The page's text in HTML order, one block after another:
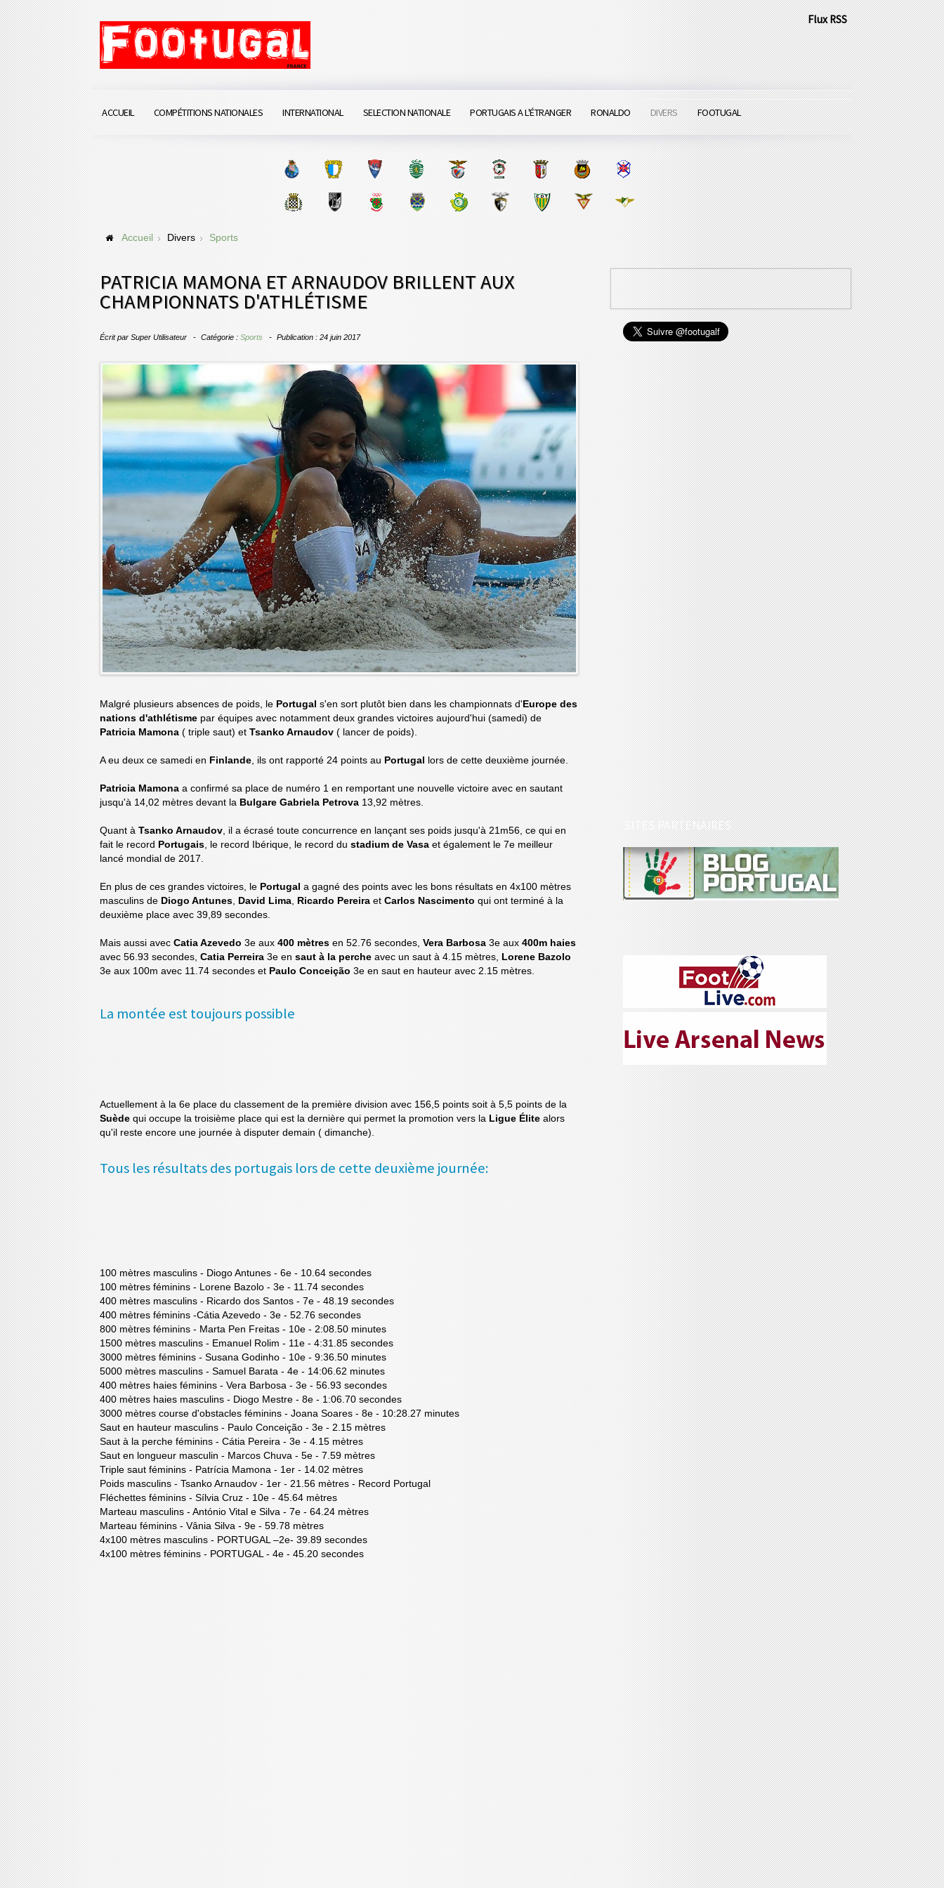
Flux RSS
ACCUEIL COMPÉTITIONS NATIONALES INTERNATIONAL SELECTION NATIONALE PORTUGAIS A L'ÉTRANGER RONALDO DIVERS FOOTUGAL
Accueil Divers Sports
PATRICIA MAMONA ET ARNAUDOV BRILLENT AUX
CHAMPIONNATS D'ATHLÉTISME
Écrit par Super Utilisateur Catégorie : Sports Publication : 24 juin 2017
Malgré plusieurs absences de poids, le Portugal s'en sort plutôt bien dans les championnats d'Europe des
nations d'athlétisme par équipes avec notamment deux grandes victoires aujourd'hui (samedi) de
Patricia Mamona ( triple saut) et Tsanko Arnaudov ( lancer de poids).
A eu deux ce samedi en Finlande , ils ont rapporté 24 points au Portugal lors de cette deuxième journée.
Patricia Mamona a confirmé sa place de numéro 1 en remportant une nouvelle victoire avec en sautant
jusqu'à 14,02 mètres devant la Bulgare Gabriela Petrova 13,92 mètres.
Quant à Tsanko Arnaudov , il a écrasé toute concurrence en lançant ses poids jusqu'à 21m56, ce qui en
fait le record Portugais , le record Ibérique, le record du stadium de Vasa et également le 7e meilleur
lancé mondial de 2017.
En plus de ces grandes victoires, le Portugal a gagné des points avec les bons résultats en 4x100 mètres
masculins de Diogo Antunes David Lima Ricardo Pereira et Carlos Nascimento qui ont terminé à la
deuxième place avec 39,89 secondes.
Mais aussi avec Catia Azevedo 3e aux 400 mètres en 52.76 secondes, Vera Barbosa 3e aux 400m haies
avec 56.93 secondes, Catia Perreira 3e en saut à la perche avec un saut à 4.15 mètres, Lorene Bazolo
3e aux 100m avec 11.74 secondes et Paulo Conceição 3e en saut en hauteur avec 2.15 mètres.
La montée est toujours possible
Actuellement à la 6e place du classement de la première division avec 156,5 points soit à 5,5 points de la
Suède qui occupe la troisième place qui est la dernière qui permet la promotion vers la Ligue Élite alors
qu'il reste encore une journée à disputer demain ( dimanche).
Tous les résultats des portugais lors de cette deuxième journée:
100 mètres masculins - Diogo Antunes - 6e - 10.64 secondes
100 mètres féminins - Lorene Bazolo - 3e - 11.74 secondes
400 mètres masculins - Ricardo dos Santos - 7e - 48.19 secondes
400 mètres féminins -Cátia Azevedo - 3e - 52.76 secondes
800 mètres féminins - Marta Pen Freitas - 10e - 2:08.50 minutes
1500 mètres masculins - Emanuel Rolim - 11e - 4:31.85 secondes
3000 mètres féminins - Susana Godinho - 10e - 9:36.50 minutes
5000 mètres masculins - Samuel Barata - 4e - 14:06.62 minutes
400 mètres haies féminins - Vera Barbosa - 3e - 56.93 secondes
400 mètres haies masculins - Diogo Mestre - 8e - 1:06.70 secondes
3000 mètres course d'obstacles féminins - Joana Soares - 8e - 10:28.27 minutes
Saut en hauteur masculins - Paulo Conceição - 3e - 2.15 mètres
Saut à la perche féminins - Cátia Pereira - 3e - 4.15 mètres
Saut en longueur masculin - Marcos Chuva - 5e - 7.59 mètres
Triple saut féminins - Patrícia Mamona - 1er - 14.02 mètres
Poids masculins - Tsanko Arnaudov - 1er - 21.56 mètres - Record Portugal
Fléchettes féminins - Sílvia Cruz - 10e - 45.64 mètres
Marteau masculins - António Vital e Silva - 7e - 64.24 mètres
Marteau féminins - Vânia Silva - 9e - 59.78 mètres
4x100 mètres masculins - PORTUGAL –2e- 39.89 secondes
4x100 mètres féminins - PORTUGAL - 4e - 45.20 secondes
SITES PARTENAIRES